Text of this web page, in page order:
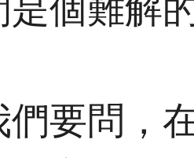
是個難解
們要問，